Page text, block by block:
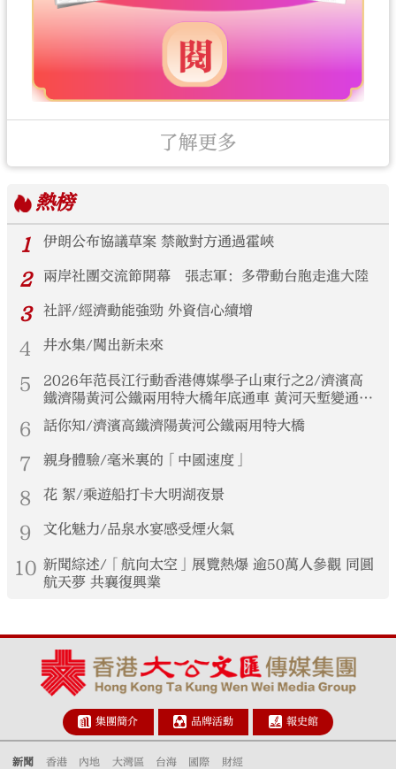
了解更多
熱榜
1
伊朗公布協議草案 禁敵對方通過霍峽
2 兩岸社團交流節開幕 張志軍：多帶動台胞走進大陸
3 社評/經濟動能強勁 外資信心續增
4 井水集/闖出新未來
5
2026年范長江行動香港傳媒學子山東行之2/濟濱高
鐵濟陽黃河公鐵兩用特大橋年底通車 黃河天塹變通途
港生見證大國基建實力
6 話你知/濟濱高鐵濟陽黃河公鐵兩用特大橋
7 親身體驗/毫米裏的「中國速度」
8 花 絮/乘遊船打卡大明湖夜景
9 文化魅力/品泉水宴感受煙火氣
10 新聞綜述/「航向太空」展覽熱爆 逾50萬人參觀 同圓
航天夢 共襄復興業
集團簡介 品牌活動 報史館
新聞 香港 內地 大灣區 台海 國際 財經